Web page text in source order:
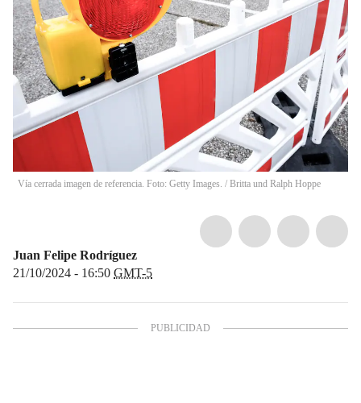
Vía cerrada imagen de referencia. Foto: Getty Images. / Britta und Ralph Hoppe
Juan Felipe Rodríguez
21/10/2024 - 16:50 GMT-5